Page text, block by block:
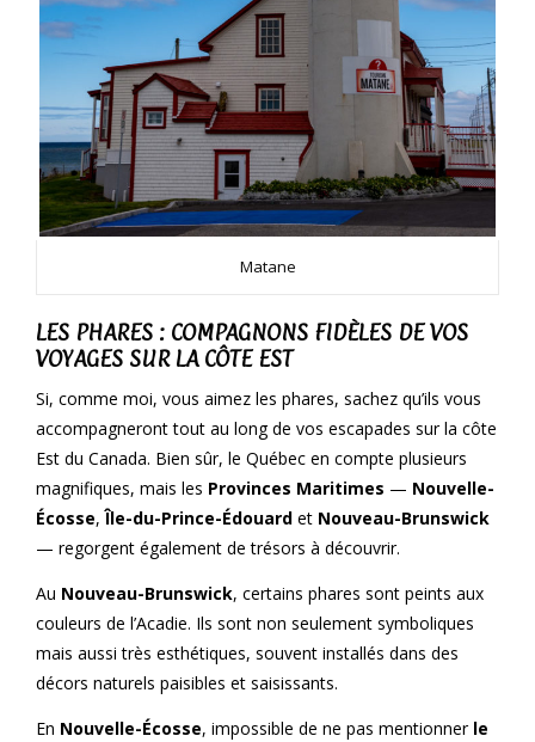
Matane
LES PHARES : COMPAGNONS FIDÈLES DE VOS
VOYAGES SUR LA CÔTE EST
Si, comme moi, vous aimez les phares, sachez qu’ils vous
accompagneront tout au long de vos escapades sur la côte
Est du Canada. Bien sûr, le Québec en compte plusieurs
magnifiques, mais les Provinces Maritimes — Nouvelle-
Écosse,Île-du-Prince-Édouard et Nouveau-Brunswick
— regorgent également de trésors à découvrir.
Au Nouveau-Brunswick, certains phares sont peints aux
couleurs de l’Acadie. Ils sont non seulement symboliques
mais aussi très esthétiques, souvent installés dans des
décors naturels paisibles et saisissants.
En Nouvelle-Écosse, impossible de ne pas mentionner le